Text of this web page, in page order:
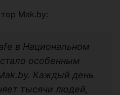
Mak.by:
в Национальном
особенным
Каждый день
тысячи людей,